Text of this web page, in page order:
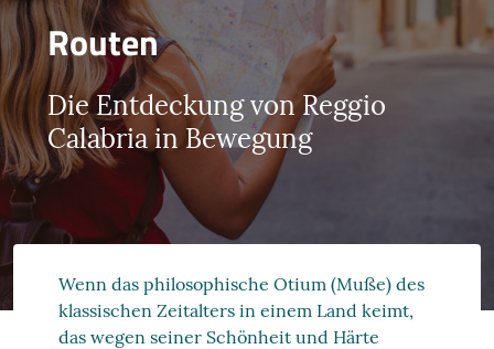
Routen
Die Entdeckung von Reggio
Calabria in Bewegung
Wenn das philosophische Otium (Muße) des
klassischen Zeitalters in einem Land keimt,
das wegen seiner Schönheit und Härte